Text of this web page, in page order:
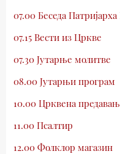
07.00 Беседа
07.15 Вести из Цркве
07.30 Јутарње молитве
08.00 Јутарњи програм
10.00 Црквена
11.00 Псалтир
12.00 Фолклор магазин